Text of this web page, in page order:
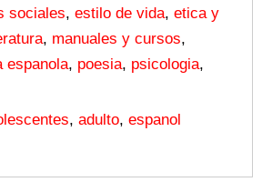
sociales, estilo de vida, etica y
, manuales y cursos,
espanola, poesia, psicologia,
, adulto, espanol